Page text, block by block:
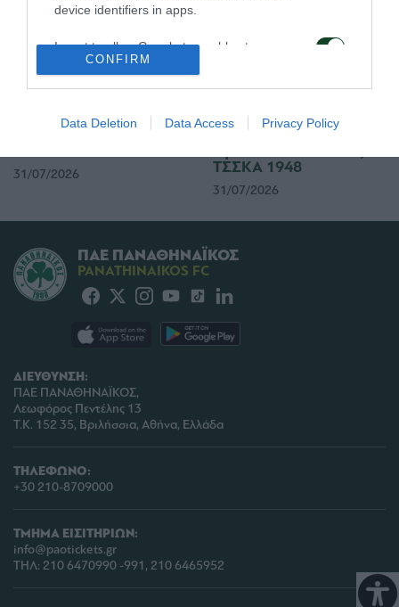
device identifiers in apps.
I want to allow Google to enable storage
related to functionality of the website or app.
related to personalization.
I want to allow Google to enable storage
related to security, including authentication
functionality and fraud prevention, and other
CONFIRM
Data Deletion Data Access Privacy Policy
Τα εισιτήρια του αγώνα
Παναθηναϊκός – ΤΣΣΚΑ
31/07/2026
Δημοσιογραφικές
διαπιστεύσεις για τον
ΤΣΣΚΑ 1948
31/07/2026
ΔΙΕΥΘΥΝΣΗ:
ΠΑΕ ΠΑΝΑΘΗΝΑΪΚΟΣ,
Λεωφόρος Πεντέλης 13
Τ.Κ. 152 35, Βριλήσσια, Αθήνα, Ελλάδα
ΤΗΛΕΦΩΝΟ:
+30 210-8709000
ΤΜΗΜΑ ΕΙΣΙΤΗΡΙΩΝ:
info@paotickets.gr
ΤΗΛ: 210 6470990 -991, 210 6465952
ΠΑΕ ΠΑΝΑΘΗΝΑΪΚΟΣ
PANATHINAIKOS FC